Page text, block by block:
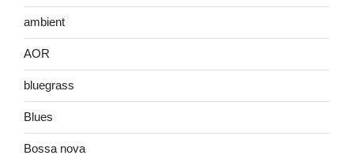
ambient
AOR
bluegrass
Blues
Bossa nova